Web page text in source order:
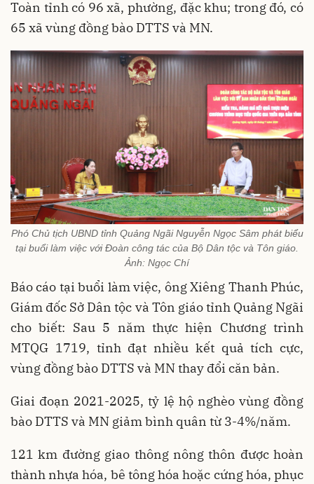
Toàn tỉnh có 96 xã, phường, đặc khu; trong đó, có
65 xã vùng đồng bào DTTS và MN.
Phó Chủ tịch UBND tỉnh Quảng Ngãi Nguyễn Ngọc Sâm phát biểu
tại buổi làm việc với Đoàn công tác của Bộ Dân tộc và Tôn giáo.
Ảnh: Ngọc Chí
Báo cáo tại buổi làm việc, ông Xiêng Thanh Phúc,
Giám đốc Sở Dân tộc và Tôn giáo tỉnh Quảng Ngãi
cho biết: Sau 5 năm thực hiện Chương trình
MTQG 1719, tỉnh đạt nhiều kết quả tích cực,
vùng đồng bào DTTS và MN thay đổi căn bản.
Giai đoạn 2021-2025, tỷ lệ hộ nghèo vùng đồng
bào DTTS và MN giảm bình quân từ 3-4%/năm.
121 km đường giao thông nông thôn được hoàn
thành nhựa hóa, bê tông hóa hoặc cứng hóa, phục